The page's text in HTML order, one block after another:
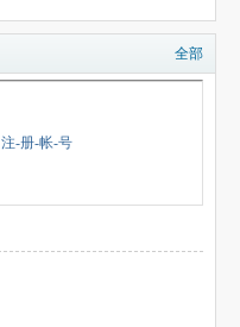
全部
注-册-帐-号